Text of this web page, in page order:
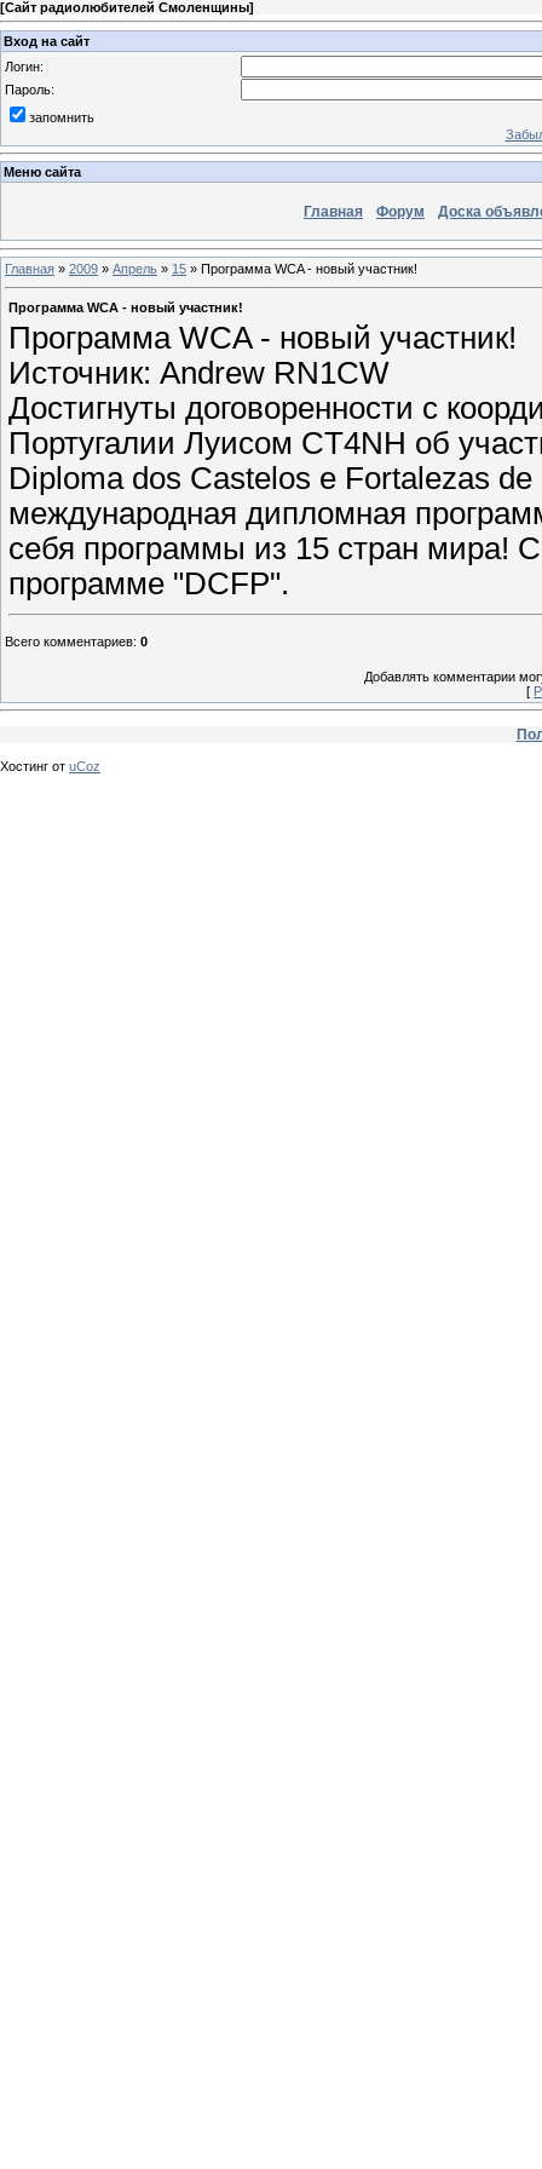
[Сайт радиолюбителей Смоленщины]
Вход на сайт
Логин:
Пароль:
запомнить
Меню сайта
Главная Форум Доска
Главная » 2009 » Апрель » 15 » Программа WCA - новый участник!
Программа WCA - новый участник!
Программа WCA - новый участник!
Источник: Andrew RN1CW
Достигнуты договоренности с
Португалии Луисом CT4NH об
Diploma dos Castelos e Fortalezas
международная дипломная
себя программы из 15 стран мира!
программе "DCFP".
Всего комментариев: 0
Добавлять комментарии
[
Хостинг от uCoz